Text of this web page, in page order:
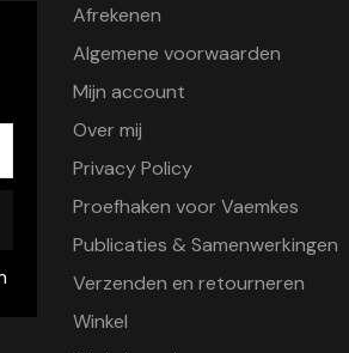
Afrekenen
Algemene voorwaarden
Mijn account
Over mij
Privacy Policy
Proefhaken voor Vaemkes
Publicaties & Samenwerkingen
Verzenden en retourneren
Winkel